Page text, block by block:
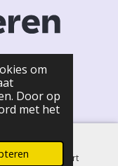
om
Door op
met het
Kaart